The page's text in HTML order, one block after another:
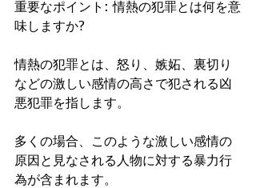
重要なポイント: 情熱の犯罪とは何を意
味しますか?
情熱の犯罪とは、怒り、嫉妬、裏切り
などの激しい感情の高さで犯される凶
悪犯罪を指します。
多くの場合、このような激しい感情の
原因と見なされる人物に対する暴力行
為が含まれます。